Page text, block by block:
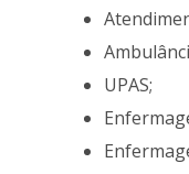
UPAS;